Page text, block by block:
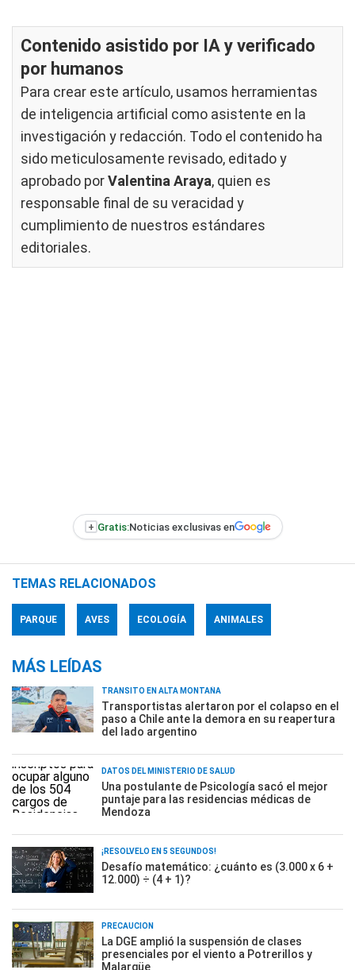
Contenido asistido por IA y verificado
por humanos
Para crear este artículo, usamos herramientas
de inteligencia artificial como asistente en la
investigación y redacción. Todo el contenido ha
sido meticulosamente revisado, editado y
aprobado porValentina Araya, quien es
responsable final de su veracidad y
cumplimiento de nuestros estándares
editoriales.
+ Gratis:Noticias exclusivas en
TEMAS RELACIONADOS
PARQUE AVES ECOLOGÍA ANIMALES
MÁS LEÍDAS
TRÁNSITO EN ALTA MONTAÑA
Transportistas alertaron por el colapso en el
paso a Chile ante la demora en su reapertura
del lado argentino
DATOS DEL MINISTERIO DE SALUD
Una postulante de Psicología sacó el mejor
puntaje para las residencias médicas de
Mendoza
¡RESOLVELO EN 5 SEGUNDOS!
Desafío matemático: ¿cuánto es (3.000 x 6 +
12.000) ÷ (4 + 1)?
PRECAUCIÓN
La DGE amplió la suspensión de clases
presenciales por el viento a Potrerillos y
Malargüe